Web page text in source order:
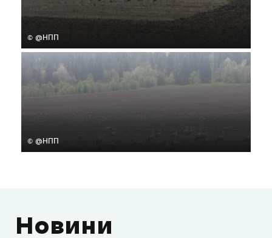
© @НПП
© @НПП
Новини